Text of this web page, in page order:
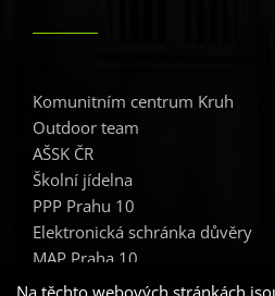
Komunitním centrum Kruh
Outdoor team
AŠSK ČR
Školní jídelna
PPP Prahu 10
Elektronická schránka důvěry
MAP Praha 10
Na těchto webových stránkách